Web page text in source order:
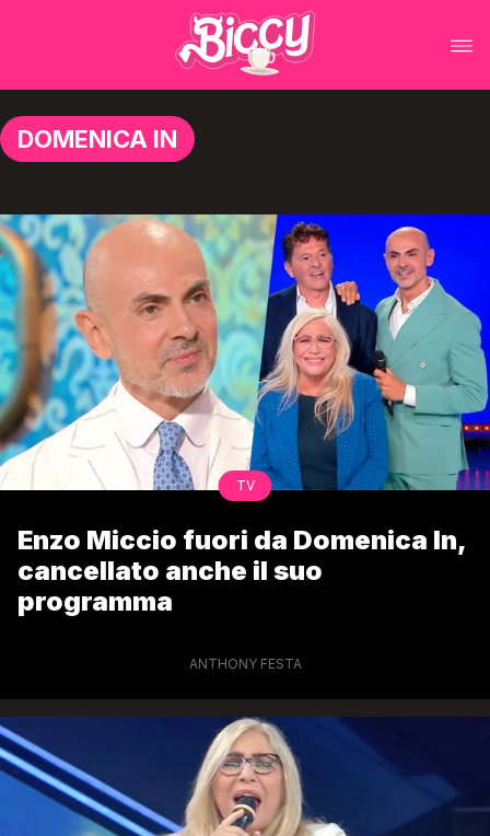
DOMENICA IN
TV
Enzo Miccio fuori da Domenica In,
cancellato anche il suo
programma
ANTHONY FESTA